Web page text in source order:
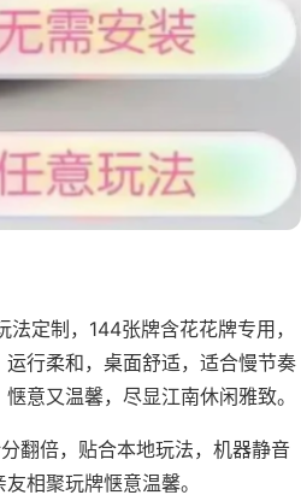
法定制，144张牌含花花牌专用，
行柔和，桌面舒适，适合慢节奏
意又温馨，尽显江南休闲雅致。
翻倍，贴合本地玩法，机器静音
相聚玩牌惬意温馨。